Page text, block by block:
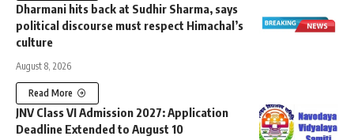
Dharmani hits back at Sudhir Sharma, says
political discourse must respect Himachal’s
culture
August 8, 2026
Read More
JNV Class VI Admission 2027: Application
Deadline Extended to August 10